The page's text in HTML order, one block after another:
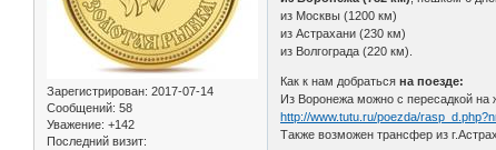
Зарегистрирован: 2017-07-14
Сообщений: 58
Уважение: +142
Последний визит:
из Москвы (1200 км)
из Астрахани (230 км)
из Волгограда (220 км).
Как к нам добратьсяна поезде:
Из Воронежа можно с пересадкой на
http://www.tutu.ru/poezda/
Также возможен трансфер из